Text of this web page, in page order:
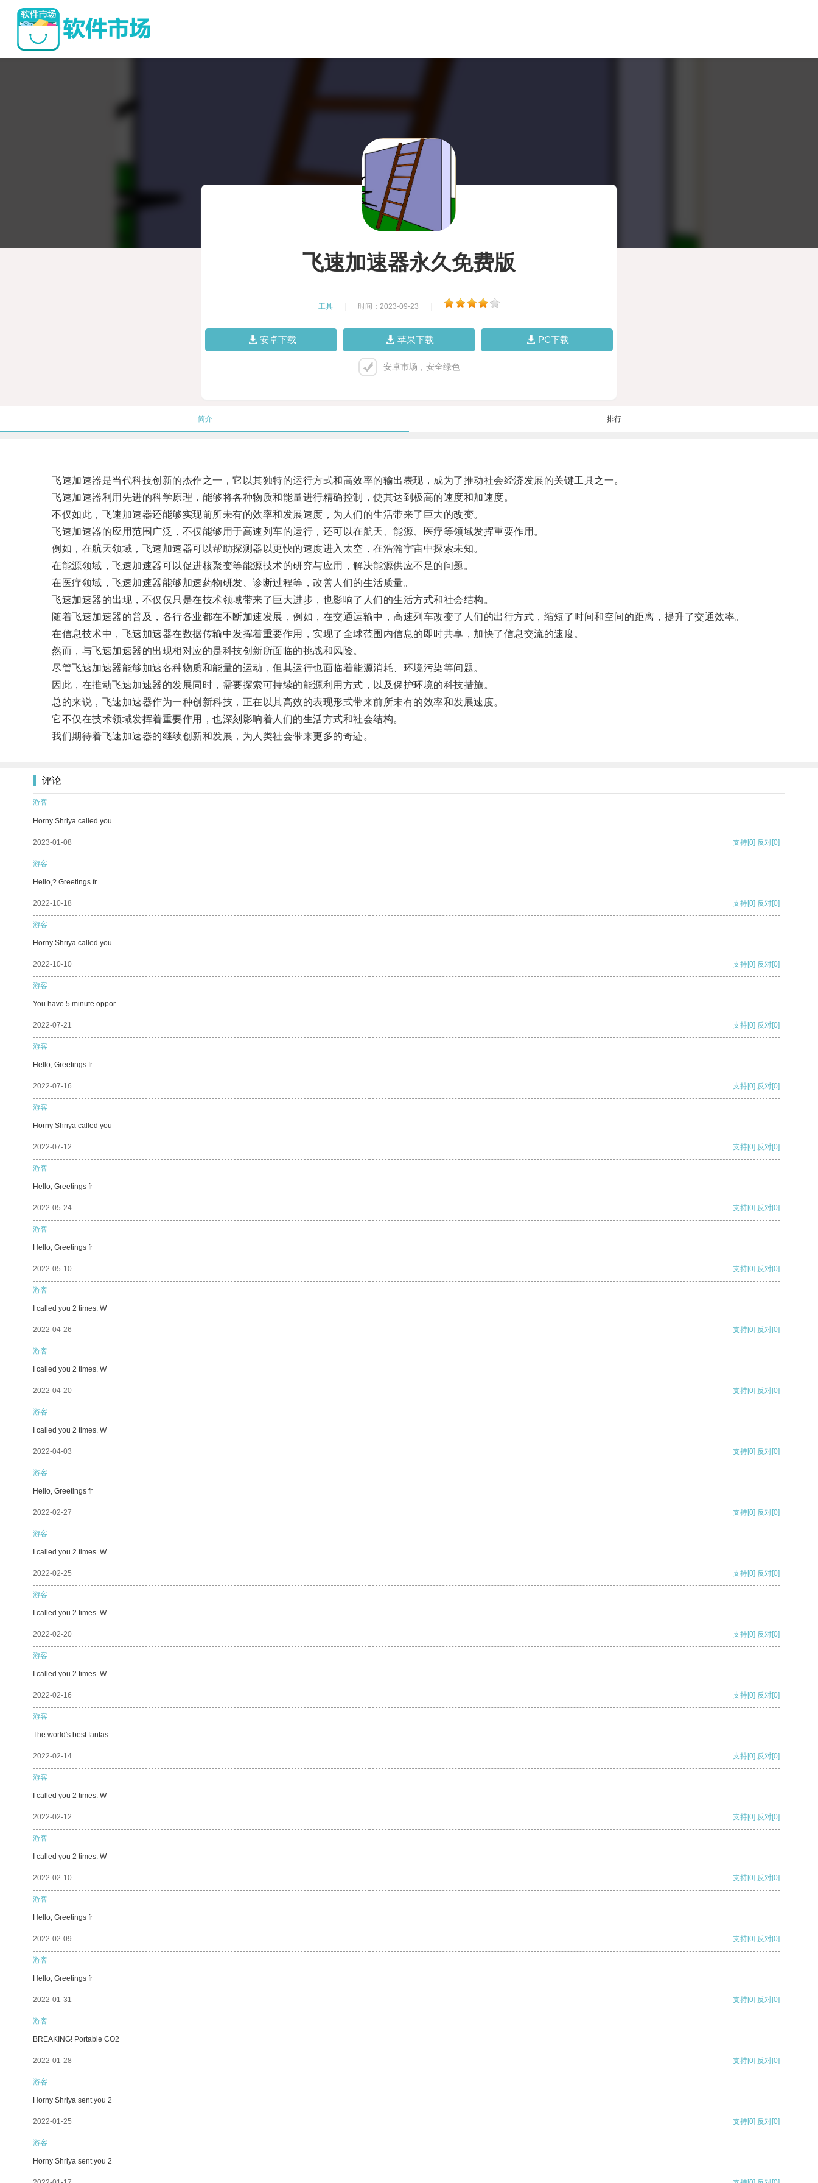
飞速加速器永久免费版
工具 时间：2023-09-23
安卓下载 苹果下载 PC下载
安卓市场，安全绿色
简介 排行
飞速加速器是当代科技创新的杰作之一，它以其独特的运行方式和高效率的输出表现，成为了推动社会经济发展的关键工具之一。
飞速加速器利用先进的科学原理，能够将各种物质和能量进行精确控制，使其达到极高的速度和加速度。
不仅如此，飞速加速器还能够实现前所未有的效率和发展速度，为人们的生活带来了巨大的改变。
飞速加速器的应用范围广泛，不仅能够用于高速列车的运行，还可以在航天、能源、医疗等领域发挥重要作用。
例如，在航天领域，飞速加速器可以帮助探测器以更快的速度进入太空，在浩瀚宇宙中探索未知。
在能源领域，飞速加速器可以促进核聚变等能源技术的研究与应用，解决能源供应不足的问题。
在医疗领域，飞速加速器能够加速药物研发、诊断过程等，改善人们的生活质量。
飞速加速器的出现，不仅仅只是在技术领域带来了巨大进步，也影响了人们的生活方式和社会结构。
随着飞速加速器的普及，各行各业都在不断加速发展，例如，在交通运输中，高速列车改变了人们的出行方式，缩短了时间和空间的距离，提升了交通效率。
在信息技术中，飞速加速器在数据传输中发挥着重要作用，实现了全球范围内信息的即时共享，加快了信息交流的速度。
然而，与飞速加速器的出现相对应的是科技创新所面临的挑战和风险。
尽管飞速加速器能够加速各种物质和能量的运动，但其运行也面临着能源消耗、环境污染等问题。
因此，在推动飞速加速器的发展同时，需要探索可持续的能源利用方式，以及保护环境的科技措施。
总的来说，飞速加速器作为一种创新科技，正在以其高效的表现形式带来前所未有的效率和发展速度。
它不仅在技术领域发挥着重要作用，也深刻影响着人们的生活方式和社会结构。
我们期待着飞速加速器的继续创新和发展，为人类社会带来更多的奇迹。
评论
游客
Horny Shriya called you
2023-01-08 支持[0] 反对[0]
游客
Hello,? Greetings fr
2022-10-18 支持[0] 反对[0]
游客
Horny Shriya called you
2022-10-10 支持[0] 反对[0]
游客
You have 5 minute oppor
2022-07-21 支持[0] 反对[0]
游客
Hello, Greetings fr
2022-07-16 支持[0] 反对[0]
游客
Horny Shriya called you
2022-07-12 支持[0] 反对[0]
游客
Hello, Greetings fr
2022-05-24 支持[0] 反对[0]
游客
Hello, Greetings fr
2022-05-10 支持[0] 反对[0]
游客
I called you 2 times. W
2022-04-26 支持[0] 反对[0]
游客
I called you 2 times. W
2022-04-20 支持[0] 反对[0]
游客
I called you 2 times. W
2022-04-03 支持[0] 反对[0]
游客
Hello, Greetings fr
2022-02-27 支持[0] 反对[0]
游客
I called you 2 times. W
2022-02-25 支持[0] 反对[0]
游客
I called you 2 times. W
2022-02-20 支持[0] 反对[0]
游客
I called you 2 times. W
2022-02-16 支持[0] 反对[0]
游客
The world's best fantas
2022-02-14 支持[0] 反对[0]
游客
I called you 2 times. W
2022-02-12 支持[0] 反对[0]
游客
I called you 2 times. W
2022-02-10 支持[0] 反对[0]
游客
Hello, Greetings fr
2022-02-09 支持[0] 反对[0]
游客
Hello, Greetings fr
2022-01-31 支持[0] 反对[0]
游客
BREAKING! Portable CO2
2022-01-28 支持[0] 反对[0]
游客
Horny Shriya sent you 2
2022-01-25 支持[0] 反对[0]
游客
Horny Shriya sent you 2